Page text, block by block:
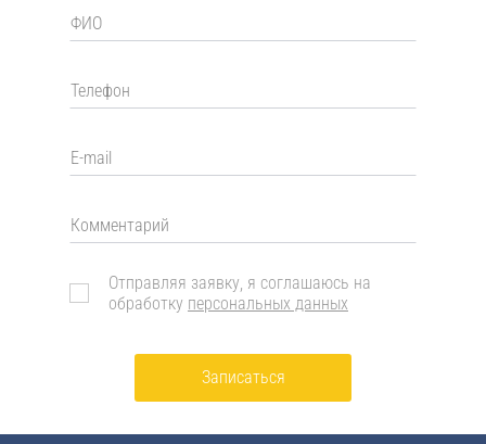
Отправляя заявку, я соглашаюсь на
обработку персональных данных
Записаться